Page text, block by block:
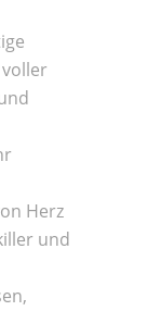
Herz
und